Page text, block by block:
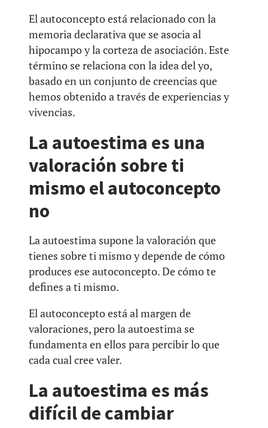
El autoconcepto está relacionado con la
memoria declarativa que se asocia al
hipocampo y la corteza de asociación. Este
término se relaciona con la idea del yo,
basado en un conjunto de creencias que
hemos obtenido a través de experiencias y
vivencias.
La autoestima es una
valoración sobre ti
mismo el autoconcepto
no
La autoestima supone la valoración que
tienes sobre ti mismo y depende de cómo
produces ese autoconcepto. De cómo te
defines a ti mismo.
El autoconcepto está al margen de
valoraciones, pero la autoestima se
fundamenta en ellos para percibir lo que
cada cual cree valer.
La autoestima es más
difícil de cambiar